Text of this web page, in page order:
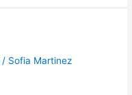
/ Sofia Martinez